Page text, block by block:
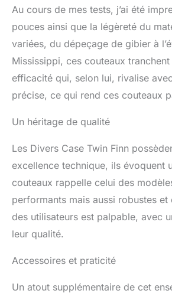
Au cours de mes tests, j’ai été
pouces ainsi que la légèreté du
variées, du dépeçage de gibier à
Mississippi, ces couteaux
efficacité qui, selon lui, rivalise
précise, ce qui rend ces couteaux
Un héritage de qualité
Les Divers Case Twin Finn
excellence technique, ils évoquent
couteaux rappelle celui des
performants mais aussi robustes
des utilisateurs est palpable, avec
leur qualité.
Accessoires et praticité
Un atout supplémentaire de cet